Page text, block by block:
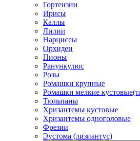
Гортензии
Ирисы
Каллы
Лилии
Нарциссы
Орхидеи
Пионы
Ранункулюс
Розы
Ромашки крупные
Ромашки мелкие
Тюльпаны
Хризантемы кустовые
Хризантемы одноголовые
Фрезии
Эустома (лизиантус)